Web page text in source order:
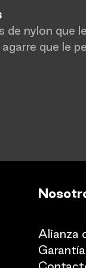
de nylon que
que le
Alianza